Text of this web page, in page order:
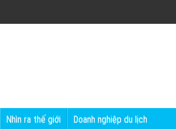
Nhìn ra thế giới Doanh nghiệp du lịch